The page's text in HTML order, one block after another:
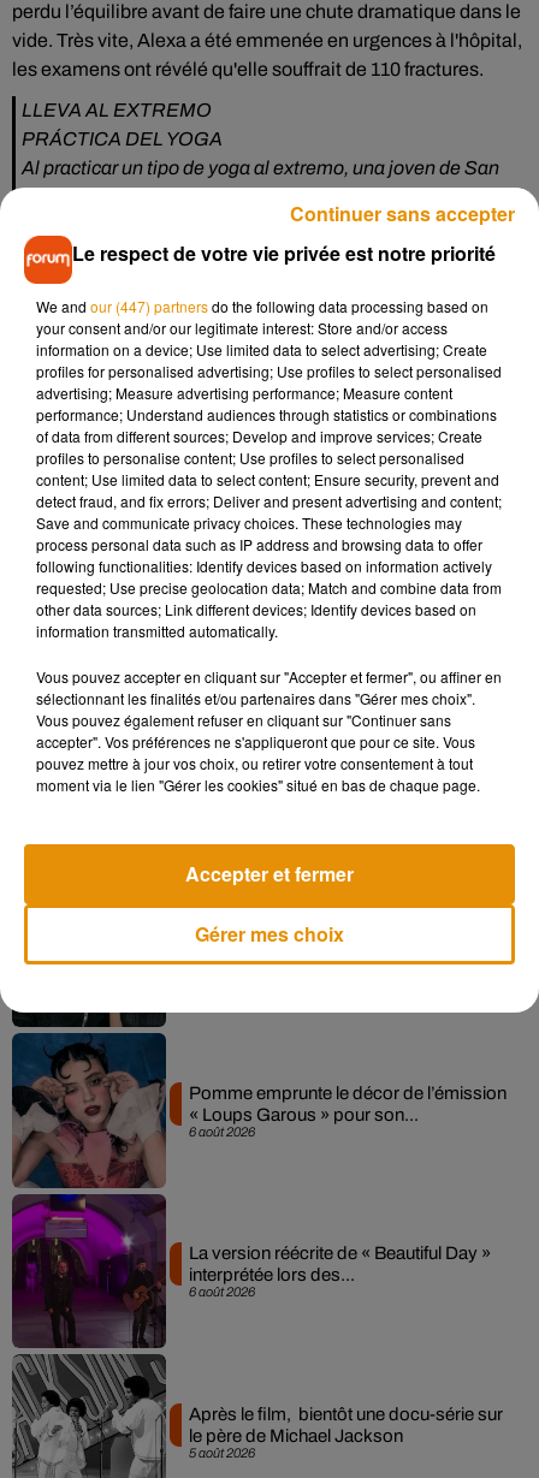
perdu l’équilibre avant de faire une chute dramatique dans le
vide. Très vite, Alexa a été emmenée en urgences à l'hôpital,
les examens ont révélé qu'elle souffrait de 110 fractures.
LLEVA AL EXTREMO
PRÁCTICA DEL YOGA
Al practicar un tipo de yoga al extremo, una joven de San
Alexa Terrazas tiene 110 huesos rotos. Le tienen que
reconstruir tobillos, rodillas, cara etc. y no caminará en 3
años.pic.twitter.com/0ftoHPcMCa
— JavoRayado (@javierehdz)August 27, 2019
D’après l’enquête du bureau du procureur général de Nuevo
León, les autorités ont estimé que la chute était un triste
accident. En effet, ses voisins disent l'avoir vu suspendue,
tête en bas, sur le bord du balcon. Si ses chevilles et ses
genoux ont été particulièrement touchés, la Mexicaine a dû
subir une opération de 11 heures et "sa convalescence
pourrait prendre trois ans", selon le journalEl Sol de Mexico
Musique
Madonna sort enfin le remix de « Love
Sensation » avec Kylie Minogue
Angèle et Amélie Lens dévoilent leur
6 août 2026
Pomme emprunte le décor de l’émission
« Loups Garous » pour son...
6 août 2026
La version réécrite de « Beautiful Day »
interprétée lors des...
5 août 2026
Après le film, bientôt une docu-série sur
le père de Michael Jackson
Le respect de votre vie privée est notre priorité
We and our (447) partnersdo the following data processing based on
your consent and/or our legitimate interest: Store and/or access
information on a device; Use limited data to select advertising; Create
profiles for personalised advertising; Use profiles to select personalised
advertising; Measure advertising performance; Measure content
performance; Understand audiences through statistics or combinations
of data from different sources; Develop and improve services; Create
profiles to personalise content; Use profiles to select personalised
content; Use limited data to select content; Ensure security, prevent and
detect fraud, and fix errors; Deliver and present advertising and content;
Save and communicate privacy choices. These technologies may
process personal data such as IP address and browsing data to offer
following functionalities: Identify devices based on information actively
requested; Use precise geolocation data; Match and combine data from
other data sources; Link different devices; Identify devices based on
information transmitted automatically.
Vous pouvez accepter en cliquant sur "Accepter et fermer", ou affiner en
sélectionnant les finalités et/ou partenaires dans "Gérer mes choix".
Vous pouvez également refuser en cliquant sur "Continuer sans
accepter". Vos préférences ne s'appliqueront que pour ce site. Vous
pouvez mettre à jour vos choix, ou retirer votre consentement à tout
moment via le lien "Gérer les cookies" situé en bas de chaque page.
Gérer mes choix
Accepter et fermer
Continuer sans accepter